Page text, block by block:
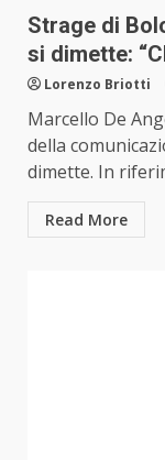
Strage di
si dimette:
Lorenzo Briotti
Marcello De
della
dimette. In
Read More